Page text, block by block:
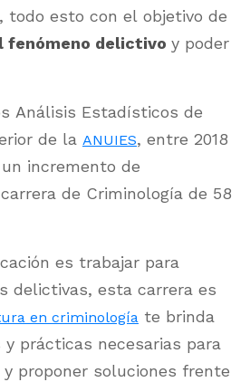
todo esto con el objetivo de
fenómeno delictivo y poder
Análisis Estadísticos de
de la ANUIES, entre 2018
incremento de
de Criminología de 58
es trabajar para
delictivas, esta carrera es
en criminología te brinda
prácticas necesarias para
proponer soluciones frente